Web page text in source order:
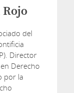
del
Director
en Derecho
por la